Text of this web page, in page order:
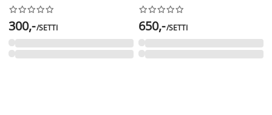






300,-/SETTI






650,-/SETTI